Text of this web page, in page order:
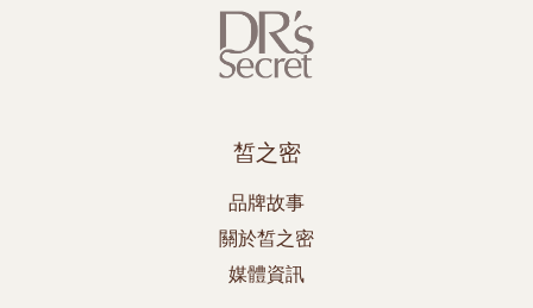
皙之密
品牌故事
關於皙之密
媒體資訊